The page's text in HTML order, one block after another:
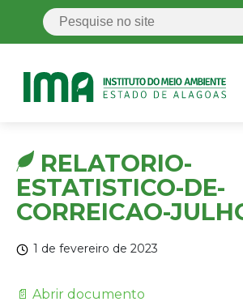
RELATORIO-
ESTATISTICO-DE-
CORREICAO-
1 de fevereiro de 2023
📄 Abrir documento